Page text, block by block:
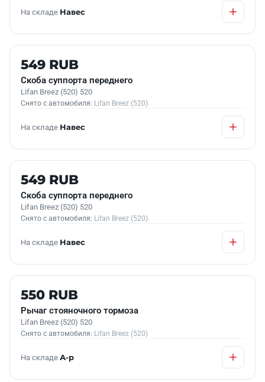
На складе Навес
Б/У В НАЛИЧИИ
549 RUB
Скоба суппорта переднего
Lifan Breez (520) 520
Снято с автомобиля: Lifan Breez (520)
На складе Навес
Б/У В НАЛИЧИИ
549 RUB
Скоба суппорта переднего
Lifan Breez (520) 520
Снято с автомобиля: Lifan Breez (520)
На складе Навес
Б/У В НАЛИЧИИ
550 RUB
Рычаг стояночного тормоза
Lifan Breez (520) 520
Снято с автомобиля: Lifan Breez (520)
На складе А-р